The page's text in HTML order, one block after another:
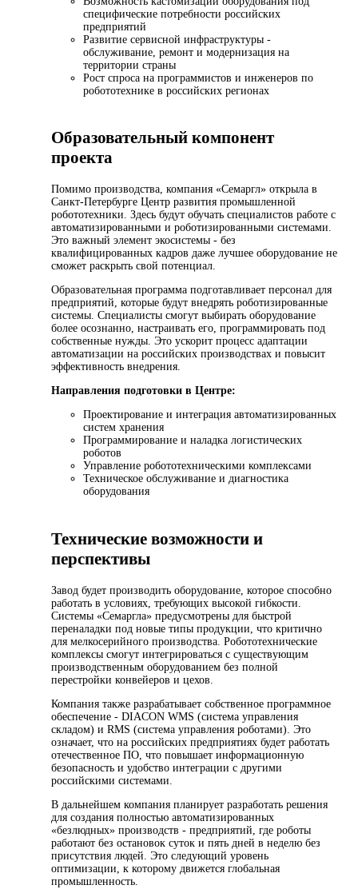
специфические потребности российских
предприятий
Развитие сервисной инфраструктуры -
обслуживание, ремонт и модернизация на
территории страны
Рост спроса на программистов и инженеров по
робототехнике в российских регионах
Образовательный компонент
проекта
Помимо производства, компания «Семаргл» открыла в
Санкт-Петербурге Центр развития промышленной
робототехники. Здесь будут обучать специалистов работе с
автоматизированными и роботизированными системами.
Это важный элемент экосистемы - без
квалифицированных кадров даже лучшее оборудование не
сможет раскрыть свой потенциал.
Образовательная программа подготавливает персонал для
предприятий, которые будут внедрять роботизированные
системы. Специалисты смогут выбирать оборудование
более осознанно, настраивать его, программировать под
собственные нужды. Это ускорит процесс адаптации
автоматизации на российских производствах и повысит
эффективность внедрения.
Направления подготовки в Центре:
Проектирование и интеграция автоматизированных
систем хранения
Программирование и наладка логистических
роботов
Управление робототехническими комплексами
Техническое обслуживание и диагностика
оборудования
Технические возможности и
перспективы
Завод будет производить оборудование, которое способно
работать в условиях, требующих высокой гибкости.
Системы «Семаргла» предусмотрены для быстрой
переналадки под новые типы продукции, что критично
для мелкосерийного производства. Робототехнические
комплексы смогут интегрироваться с существующим
производственным оборудованием без полной
перестройки конвейеров и цехов.
Компания также разрабатывает собственное программное
обеспечение - DIACON WMS (система управления
складом) и RMS (система управления роботами). Это
означает, что на российских предприятиях будет работать
отечественное ПО, что повышает информационную
безопасность и удобство интеграции с другими
российскими системами.
В дальнейшем компания планирует разработать решения
для создания полностью автоматизированных
«безлюдных» производств - предприятий, где роботы
работают без остановок суток и пять дней в неделю без
присутствия людей. Это следующий уровень
оптимизации, к которому движется глобальная
промышленность.